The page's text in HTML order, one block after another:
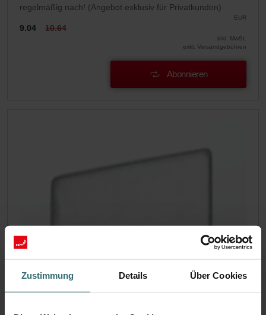
Zustimmung Details Über Cookies
regelmäßig nach! (Angebot exklusiv für Privatkunden)
EUR
9.04 10.64
inkl. MwSt.
exkl. Versandgebühren
Abonnieren